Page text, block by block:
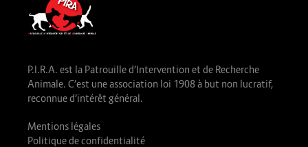
P.I.R.A. est la Patrouille d’Intervention et de Recherche
Animale. C’est une association loi 1908 à but non lucratif,
reconnue d’intérêt général.
Mentions légales
Politique de confidentialité